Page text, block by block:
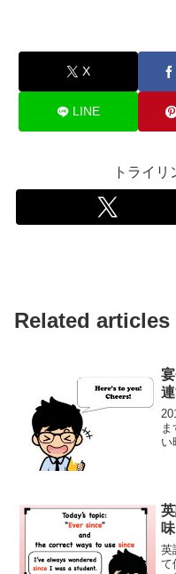
X
LINE
トライ
Related articles
い
英
て